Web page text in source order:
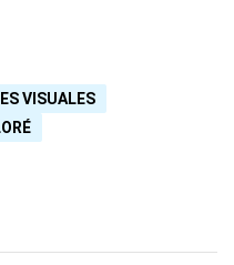
VISUALES